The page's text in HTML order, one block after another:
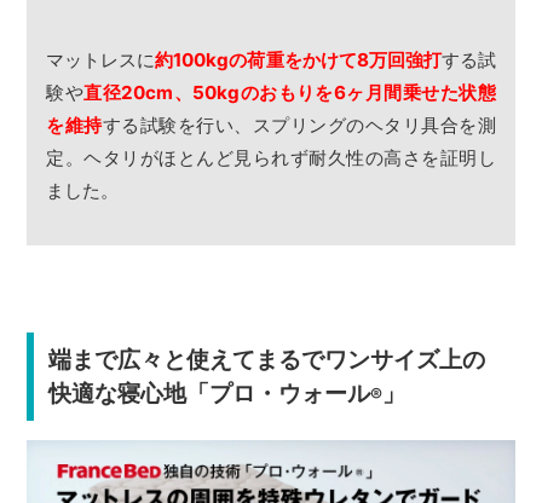
マットレスに約100kgの荷重をかけて8万回強打する試
験や直径20cm、50kgのおもりを6ヶ月間乗せた状態
を維持する試験を行い、スプリングのヘタリ具合を測
定。ヘタリがほとんど見られず耐久性の高さを証明し
ました。
端まで広々と使えてまるでワンサイズ上の
快適な寝心地「プロ・ウォール®」